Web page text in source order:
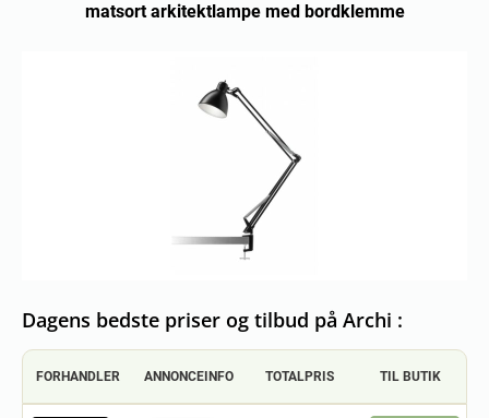
matsort arkitektlampe med bordklemme
Dagens bedste priser og tilbud på Archi :
FORHANDLER ANNONCEINFO TOTALPRIS TIL BUTIK